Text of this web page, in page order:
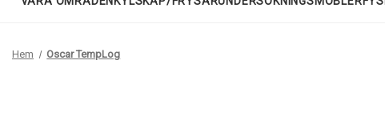
Hem Oscar TempLog